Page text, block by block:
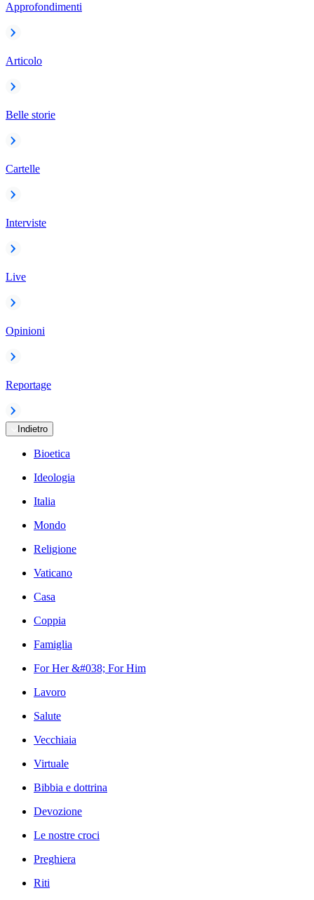
Approfondimenti
Articolo
Belle storie
Cartelle
Interviste
Live
Opinioni
Reportage
Indietro
Bioetica
Ideologia
Italia
Mondo
Religione
Vaticano
Casa
Coppia
Famiglia
For Her &#038; For Him
Lavoro
Salute
Vecchiaia
Virtuale
Bibbia e dottrina
Devozione
Le nostre croci
Preghiera
Riti